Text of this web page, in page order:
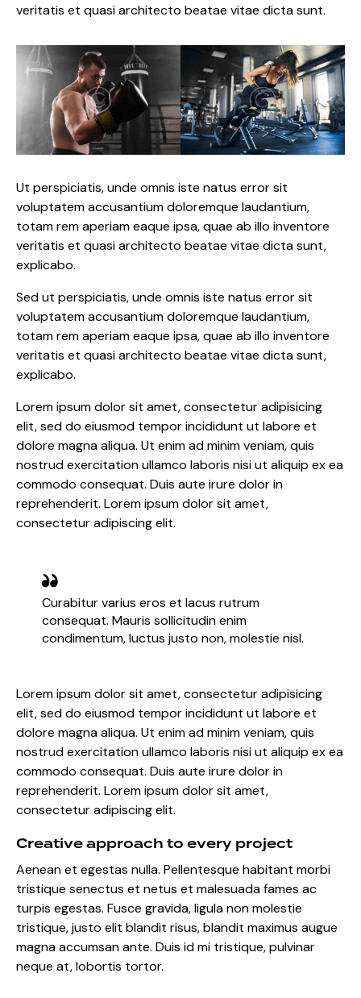
veritatis et quasi architecto beatae vitae dicta sunt.
Ut perspiciatis, unde omnis iste natus error sit
voluptatem accusantium doloremque laudantium,
totam rem aperiam eaque ipsa, quae ab illo inventore
veritatis et quasi architecto beatae vitae dicta sunt,
explicabo.
Sed ut perspiciatis, unde omnis iste natus error sit
voluptatem accusantium doloremque laudantium,
totam rem aperiam eaque ipsa, quae ab illo inventore
veritatis et quasi architecto beatae vitae dicta sunt,
explicabo.
Lorem ipsum dolor sit amet, consectetur adipisicing
elit, sed do eiusmod tempor incididunt ut labore et
dolore magna aliqua. Ut enim ad minim veniam, quis
nostrud exercitation ullamco laboris nisi ut aliquip ex ea
commodo consequat. Duis aute irure dolor in
reprehenderit. Lorem ipsum dolor sit amet,
consectetur adipiscing elit.
Curabitur varius eros et lacus rutrum
consequat. Mauris sollicitudin enim
condimentum, luctus justo non, molestie nisl.
Lorem ipsum dolor sit amet, consectetur adipisicing
elit, sed do eiusmod tempor incididunt ut labore et
dolore magna aliqua. Ut enim ad minim veniam, quis
nostrud exercitation ullamco laboris nisi ut aliquip ex ea
commodo consequat. Duis aute irure dolor in
reprehenderit. Lorem ipsum dolor sit amet,
consectetur adipiscing elit.
Creative approach to every project
Aenean et egestas nulla. Pellentesque habitant morbi
tristique senectus et netus et malesuada fames ac
turpis egestas. Fusce gravida, ligula non molestie
tristique, justo elit blandit risus, blandit maximus augue
magna accumsan ante. Duis id mi tristique, pulvinar
neque at, lobortis tortor.